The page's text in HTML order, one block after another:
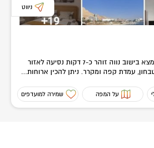
ניווט
הצימר של כרמית נמצא בישוב נווה זוהר כ-7 דקות נסיעה לאזור
עמדת קפה ומקרר. ניתן להכין ארוחות...
על המפה שמירה למועדפים